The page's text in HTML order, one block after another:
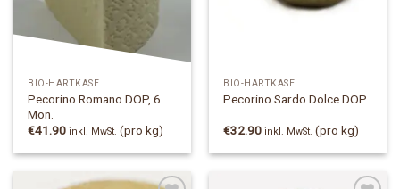
BIO-HARTKÄSE
Pecorino Romano DOP, 6
Mon.
€41.90 inkl. MwSt. (pro kg)
BIO-HARTKÄSE
Pecorino Sardo Dolce DOP
€32.90 inkl. MwSt. (pro kg)